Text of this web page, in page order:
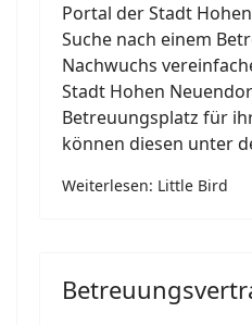
Portal der Stadt
Suche nach einem
Nachwuchs
Stadt Hohen
Betreuungsplatz für
können diesen unter
Weiterlesen: Little Bird